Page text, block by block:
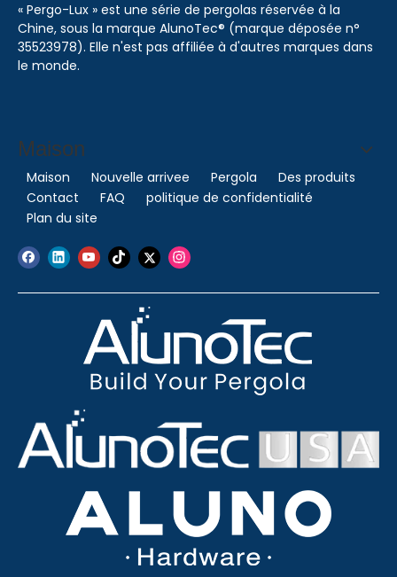
« Pergo-Lux » est une série de pergolas réservée à la
Chine, sous la marque AlunoTec® (marque déposée n°
35523978). Elle n'est pas affiliée à d'autres marques dans
le monde.
Maison
Maison Nouvelle arrivee Pergola
Des produits
Contact
FAQ
politique de confidentialité
Plan du site